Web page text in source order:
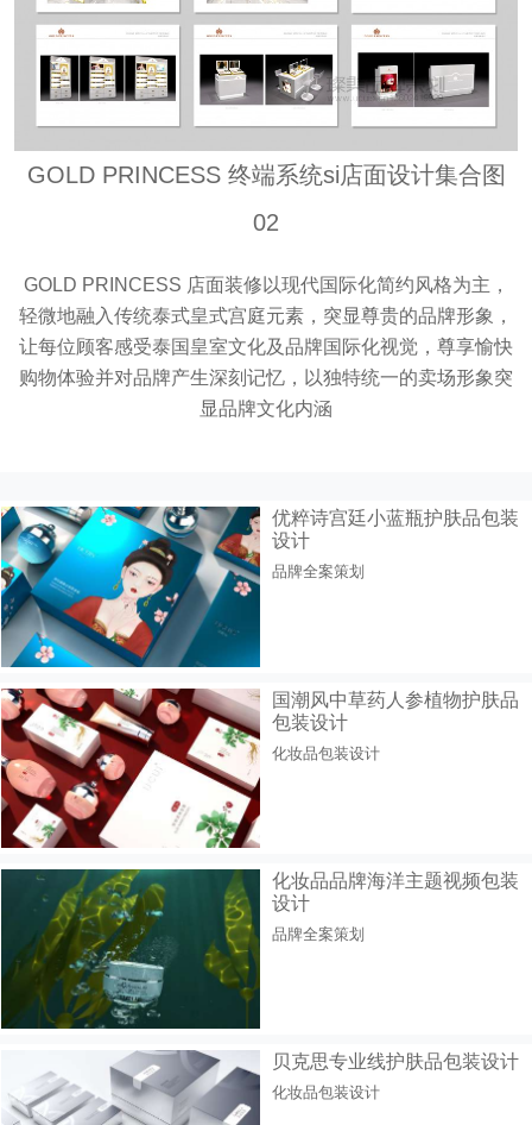
GOLD PRINCESS 终端系统si店面设计集合图
02
GOLD PRINCESS 店面装修以现代国际化简约风格为主，
轻微地融入传统泰式皇式宫庭元素，突显尊贵的品牌形象，
让每位顾客感受泰国皇室文化及品牌国际化视觉，尊享愉快
购物体验并对品牌产生深刻记忆，以独特统一的卖场形象突
显品牌文化内涵
优粹诗宫廷小蓝瓶护肤品包装
设计
品牌全案策划
国潮风中草药人参植物护肤品
包装设计
化妆品包装设计
化妆品品牌海洋主题视频包装
设计
品牌全案策划
贝克思专业线护肤品包装设计
化妆品包装设计